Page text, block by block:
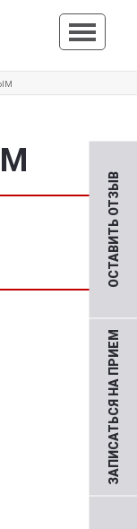
ЗАПИСАТЬСЯ НА ПРИЕМ
ОСТАВИТЬ ОТЗЫВ